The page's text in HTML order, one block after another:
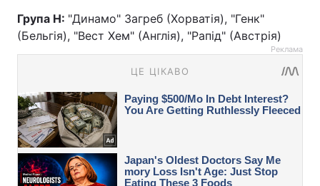
Група H: "Динамо" Загреб (Хорватія), "Генк"
(Бельгія), "Вест Хем" (Англія), "Рапід" (Австрія)
Реклама